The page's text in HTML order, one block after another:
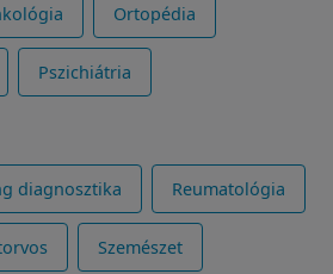
Ortopédia
Pszichiátria
diagnosztika Reumatológia
Szemészet